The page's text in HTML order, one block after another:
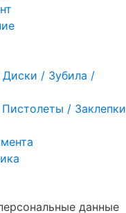
/ Зубила /
/ Заклепки
данные